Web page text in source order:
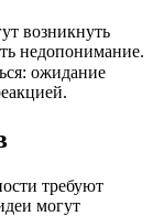
возникнуть
недопонимание.
ожидание
требуют
могут